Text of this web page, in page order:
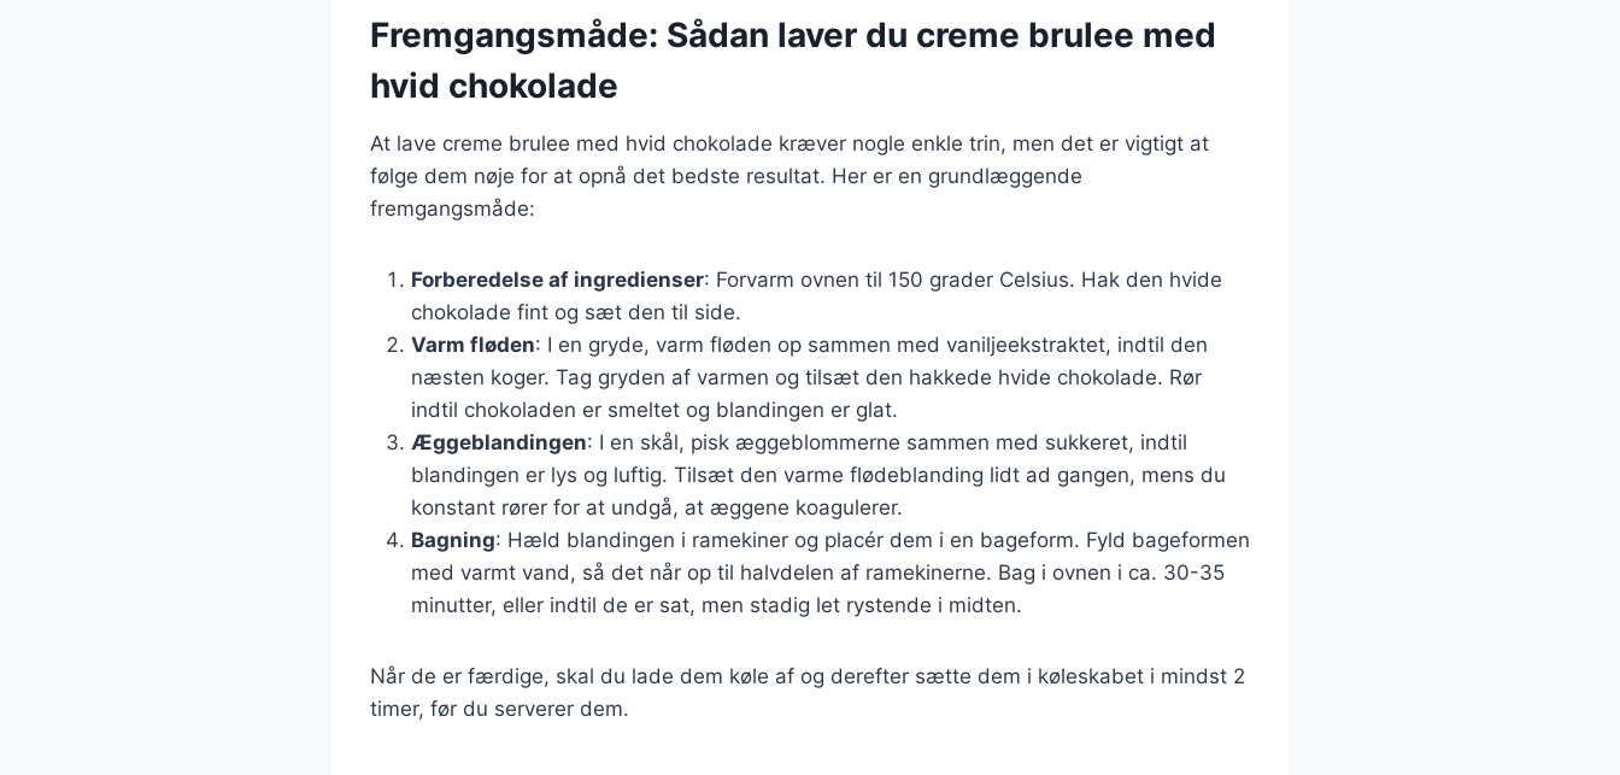
Fremgangsmåde: Sådan laver du creme brulee med
hvid chokolade
At lave creme brulee med hvid chokolade kræver nogle enkle trin, men det er vigtigt at
følge dem nøje for at opnå det bedste resultat. Her er en grundlæggende
fremgangsmåde:
Forberedelse af ingredienser: Forvarm ovnen til 150 grader Celsius. Hak den hvide
chokolade fint og sæt den til side.
Varm fløden: I en gryde, varm fløden op sammen med vaniljeekstraktet, indtil den
næsten koger. Tag gryden af varmen og tilsæt den hakkede hvide chokolade. Rør
indtil chokoladen er smeltet og blandingen er glat.
Æggeblandingen: I en skål, pisk æggeblommerne sammen med sukkeret, indtil
blandingen er lys og luftig. Tilsæt den varme flødeblanding lidt ad gangen, mens du
konstant rører for at undgå, at æggene koagulerer.
Bagning: Hæld blandingen i ramekiner og placér dem i en bageform. Fyld bageformen
med varmt vand, så det når op til halvdelen af ramekinerne. Bag i ovnen i ca. 30-35
minutter, eller indtil de er sat, men stadig let rystende i midten.
Når de er færdige, skal du lade dem køle af og derefter sætte dem i køleskabet i mindst 2
timer, før du serverer dem.